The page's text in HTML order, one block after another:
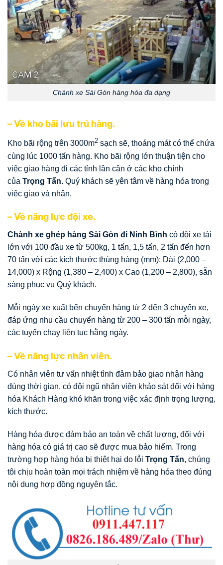
Chành xe Sài Gòn hàng hóa đa dạng
– Về kho bãi lưu trú hàng.
Kho bãi rộng trên 3000m2 sạch sẽ, thoáng mát có thể chứa
cùng lúc 1000 tấn hàng. Kho bãi rộng lớn thuận tiện cho
việc giao hàng đi các tỉnh lân cận ở các kho chính
của Trọng Tấn. Quý khách sẽ yên tâm về hàng hóa trong
việc giao và nhận.
– Về năng lực đội xe.
Chành xe ghép hàng Sài Gòn đi Ninh Bình có đội xe tải
lớn với 100 đầu xe từ 500kg, 1 tấn, 1,5 tấn, 2 tấn đến hơn
70 tấn với các kích thước thùng hàng (mm): Dài (2,000 –
14,000) x Rộng (1,380 – 2,400) x Cao (1,200 – 2,800), sẵn
sàng phục vụ Quý khách.
Mỗi ngày xe xuất bến chuyển hàng từ 2 đến 3 chuyến xe,
đáp ứng nhu cầu chuyển hàng từ 200 – 300 tấn mỗi ngày,
các tuyến chạy liên tục hằng ngày.
– Về năng lực nhân viên.
Có nhân viên tư vấn nhiệt tình đảm bảo giao nhận hàng
đúng thời gian, có đội ngũ nhân viên khảo sát đối với hàng
hóa Khách Hàng khó khăn trong việc xác định trọng lượng,
kích thước.
Hàng hóa được đảm bảo an toàn về chất lượng, đối với
hàng hóa có giá trị cao sẽ được mua bảo hiểm. Trong
trường hợp hàng hóa bị thiệt hại do lỗi Trọng Tấn, chúng
tôi chịu hoàn toàn mọi trách nhiệm về hàng hóa theo đúng
nội dung hợp đồng nguyên tắc.